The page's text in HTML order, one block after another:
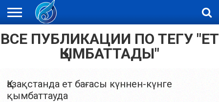
ЖАҢАЛЫҚТАР
НОВОСТИ
ВИДЕО
ФОТОРЕПОРТАЖИ
ОРКЕН
ВСЕ ПУБЛИКАЦИИ ПО ТЕГУ "ЕТ
ҚЫМБАТТАДЫ"
Қазақстанда ет бағасы күннен-күнге
қымбаттауда